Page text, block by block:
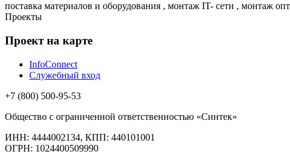
поставка материалов и оборудования , монтаж IT- сети , монтаж
Проекты
Проект на карте
InfoConnect
Служебный вход
+7 (800) 500-95-53
Общество с ограниченной ответственностью «Синтек»
ИНН: 4444002134, КПП: 440101001
ОГРН: 1024400509990